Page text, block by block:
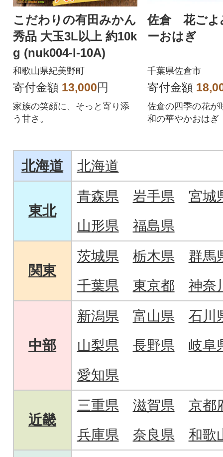
こだわりの有田みかん
秀品 大玉3L以上 約10k
g (nuk004-l-10A)
和歌山県紀美野町
寄付金額 13,000円
家族の笑顔に、そっと寄り添
う甘さ。
佐倉 花ごよ
ーおはぎ
千葉県佐倉市
寄付金額
佐倉の四季の花が
和の華やかおはぎ
北海道 北海道
東北
青森県 岩手県
宮城
山形県
福島県
関東
茨城県 栃木県
群馬
千葉県
東京都 神奈
中部
新潟県 富山県
石川
山梨県
長野県
岐阜
愛知県
近畿
三重県 滋賀県
京都
兵庫県
奈良県 和歌